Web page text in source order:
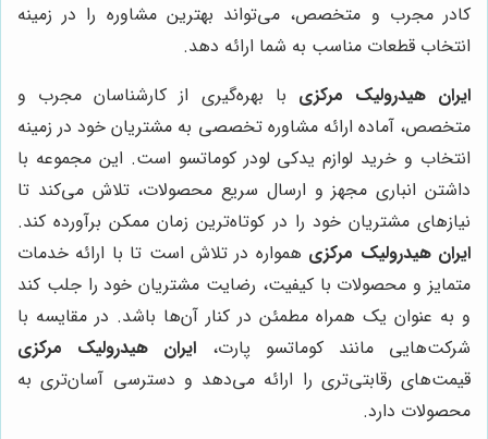
کادر مجرب و متخصص، می‌تواند بهترین مشاوره را در زمینه
انتخاب قطعات مناسب به شما ارائه دهد.
ایران هیدرولیک مرکزی با بهره‌گیری از کارشناسان مجرب و
متخصص، آماده ارائه مشاوره تخصصی به مشتریان خود در زمینه
انتخاب و خرید لوازم یدکی لودر کوماتسو است. این مجموعه با
داشتن انباری مجهز و ارسال سریع محصولات، تلاش می‌کند تا
نیازهای مشتریان خود را در کوتاه‌ترین زمان ممکن برآورده کند.
ایران هیدرولیک مرکزی همواره در تلاش است تا با ارائه خدمات
متمایز و محصولات با کیفیت، رضایت مشتریان خود را جلب کند
و به عنوان یک همراه مطمئن در کنار آن‌ها باشد. در مقایسه با
شرکت‌هایی مانند کوماتسو پارت، ایران هیدرولیک مرکزی
قیمت‌های رقابتی‌تری را ارائه می‌دهد و دسترسی آسان‌تری به
محصولات دارد.